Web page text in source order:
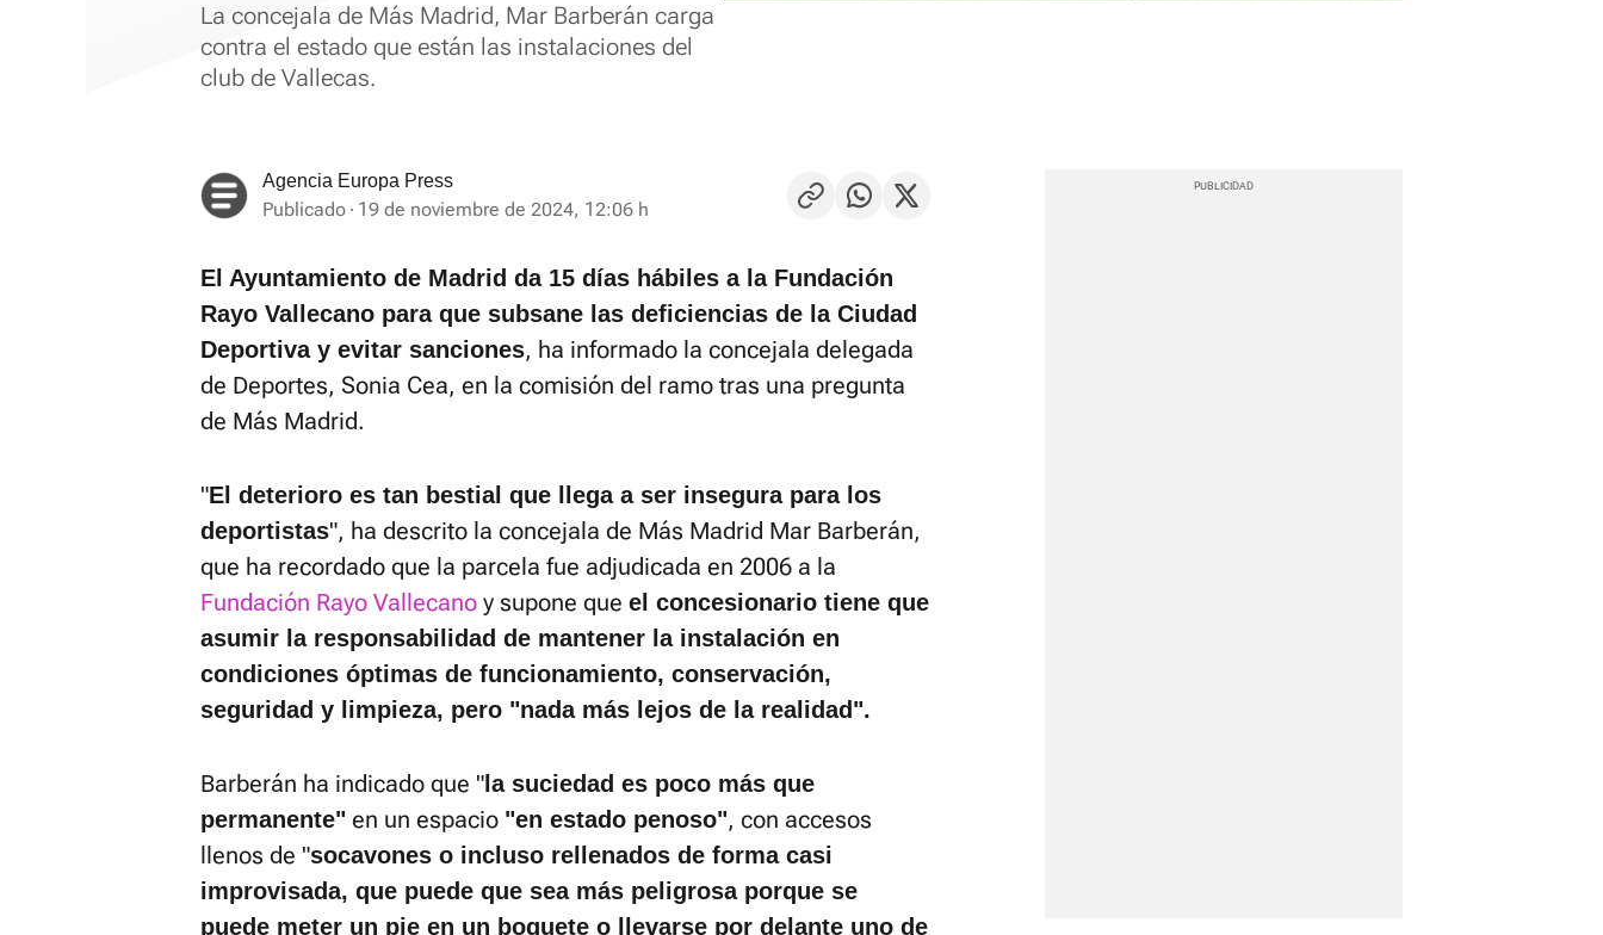
La concejala de Más Madrid, Mar Barberán carga
contra el estado que están las instalaciones del
club de Vallecas.
Agencia Europa Press
Publicado 19 de noviembre de 2024, 12:06 h
El Ayuntamiento de Madrid da 15 días hábiles a la Fundación
Rayo Vallecano para que subsane las deficiencias de la Ciudad
Deportiva y evitar sanciones, ha informado la concejala delegada
de Deportes, Sonia Cea, en la comisión del ramo tras una pregunta
de Más Madrid.
"El deterioro es tan bestial que llega a ser insegura para los
deportistas", ha descrito la concejala de Más Madrid Mar Barberán,
que ha recordado que la parcela fue adjudicada en 2006 a la
Fundación Rayo Vallecano y supone que el concesionario tiene que
asumir la responsabilidad de mantener la instalación en
condiciones óptimas de funcionamiento, conservación,
seguridad y limpieza, pero "nada más lejos de la realidad".
Barberán ha indicado que " la suciedad es poco más que
permanente" en un espacio "en estado penoso", con accesos
llenos de "socavones o incluso rellenados de forma casi
improvisada, que puede que sea más peligrosa porque se
puede meter un pie en un boquete o llevarse por delante uno de